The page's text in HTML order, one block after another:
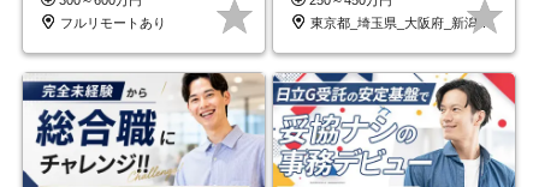
フルリモートあり
東京都_埼玉県_大阪府_新潟県_福岡県